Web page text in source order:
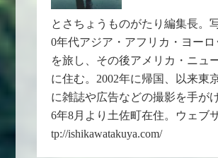
とさちょうものがたり編集長。
0年代アジア・アフリカ・ヨー
を旅し、その後アメリカ・ニュ
に住む。2002年に帰国、以来東
に雑誌や広告などの撮影を手が
6年8月より土佐町在住。ウェブ
tp://ishikawatakuya.com/